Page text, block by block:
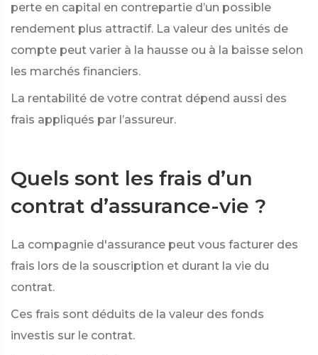
perte en capital en contrepartie d’un possible
rendement plus attractif. La valeur des unités de
compte peut varier à la hausse ou à la baisse selon
les marchés financiers.
La rentabilité de votre contrat dépend aussi des
frais appliqués par l’assureur.
Quels sont les frais d’un
contrat d’assurance-vie ?
La compagnie d'assurance peut vous facturer des
frais lors de la souscription et durant la vie du
contrat.
Ces frais sont déduits de la valeur des fonds
investis sur le contrat.